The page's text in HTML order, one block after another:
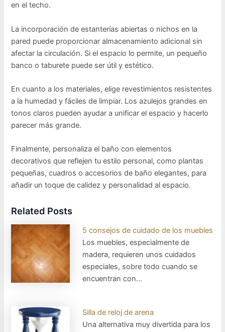
en el techo.
La incorporación de estanterías abiertas o nichos en la
pared puede proporcionar almacenamiento adicional sin
afectar la circulación. Si el espacio lo permite, un pequeño
banco o taburete puede ser útil y estético.
En cuanto a los materiales, elige revestimientos resistentes
a la humedad y fáciles de limpiar. Los azulejos grandes en
tonos claros pueden ayudar a unificar el espacio y hacerlo
parecer más grande.
Finalmente, personaliza el baño con elementos
decorativos que reflejen tu estilo personal, como plantas
pequeñas, cuadros o accesorios de baño elegantes, para
añadir un toque de calidez y personalidad al espacio.
Related Posts
5 consejos de cuidado de los muebles
Los muebles, especialmente de
madera, requieren unos cuidados
especiales, sobre todo cuando se
encuentran con…
Silla de reloj de arena
Una alternativa muy divertida para los